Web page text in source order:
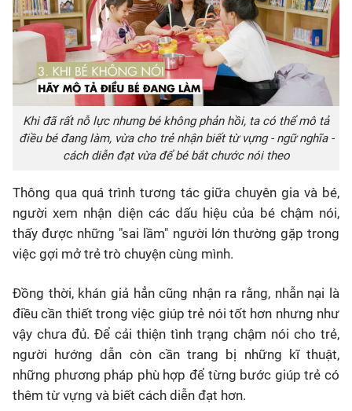
Khi đã rất nỗ lực nhưng bé không phản hồi, ta có thể mô tả
điều bé đang làm, vừa cho trẻ nhận biết từ vựng - ngữ nghĩa -
cách diễn đạt vừa để bé bắt chước nói theo
Thông qua quá trình tương tác giữa chuyên gia và bé,
người xem nhận diện các dấu hiệu của bé chậm nói,
thấy được những "sai lầm" người lớn thường gặp trong
việc gợi mở trẻ trò chuyện cùng mình.
Đồng thời, khán giả hẳn cũng nhận ra rằng, nhẫn nại là
điều cần thiết trong việc giúp trẻ nói tốt hơn nhưng như
vậy chưa đủ. Để cải thiện tình trạng chậm nói cho trẻ,
người hướng dẫn còn cần trang bị những kĩ thuật,
những phương pháp phù hợp để từng bước giúp trẻ có
thêm từ vựng và biết cách diễn đạt hơn.